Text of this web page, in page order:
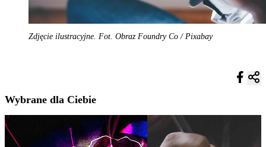
Zdjęcie ilustracyjne. Fot. Obraz Foundry Co / Pixabay
Wybrane dla Ciebie